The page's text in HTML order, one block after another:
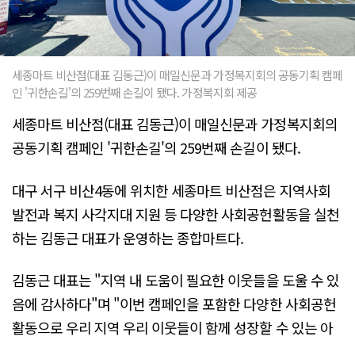
세종마트 비산점(대표 김동근)이 매일신문과 가정복지회의 공동기획 캠페
인 '귀한손길'의 259번째 손길이 됐다. 가정복지회 제공
세종마트 비산점(대표 김동근)이 매일신문과 가정복지회의
공동기획 캠페인 '귀한손길'의 259번째 손길이 됐다.
대구 서구 비산4동에 위치한 세종마트 비산점은 지역사회
발전과 복지 사각지대 지원 등 다양한 사회공헌활동을 실천
하는 김동근 대표가 운영하는 종합마트다.
김동근 대표는 "지역 내 도움이 필요한 이웃들을 도울 수 있
음에 감사하다"며 "이번 캠페인을 포함한 다양한 사회공헌
활동으로 우리 지역 우리 이웃들이 함께 성장할 수 있는 아